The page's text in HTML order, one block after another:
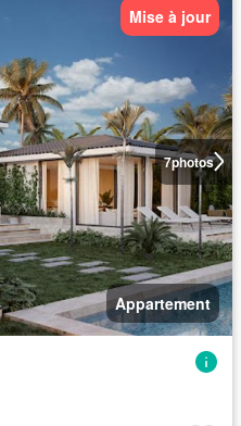
7photos
Mise à jour
Appartement